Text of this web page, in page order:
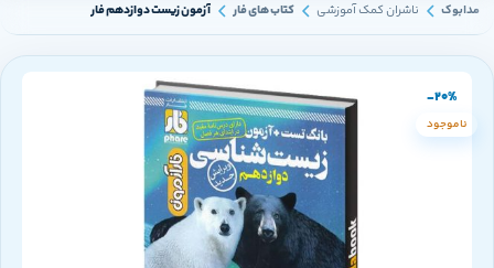
مدابوک ناشران کمک آموزشی کتاب های فار آزمون زیست دوازدهم فار
-20%
ناموجود